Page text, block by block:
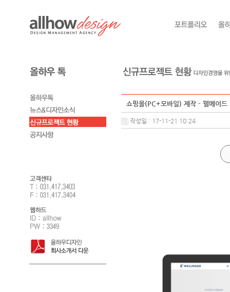
쇼핑몰(PC+모바일) 제작 - 웰메이드
작성일 : 17-11-21 10:24